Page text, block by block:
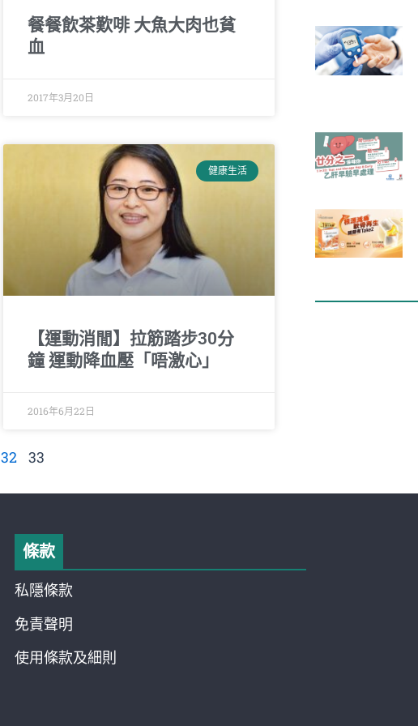
餐餐飲茶歎啡 大魚大肉也貧
血
2017年3月20日
健康生活
【運動消閒】拉筋踏步30分
鐘 運動降血壓「唔激心」
2016年6月22日
32 33
條款
私隱條款
免責聲明
使用條款及細則